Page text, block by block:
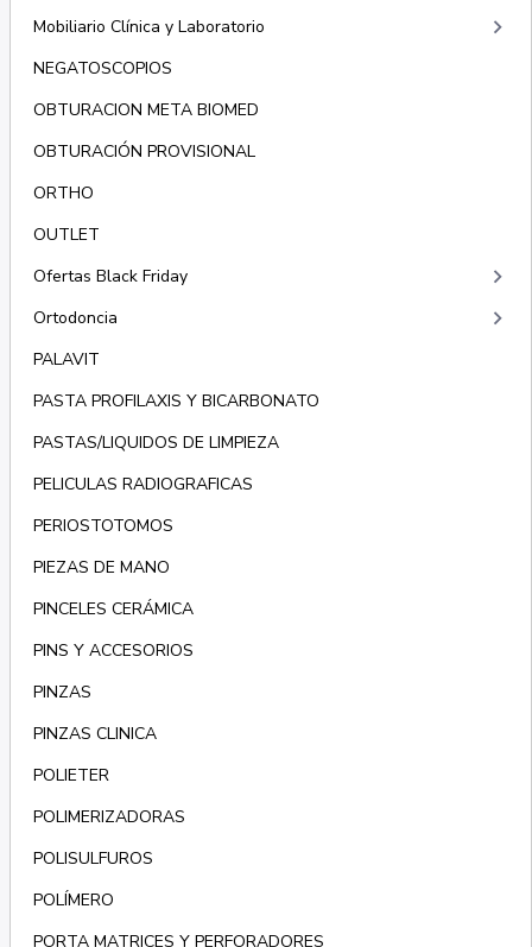
Mobiliario Clínica y Laboratorio keyboard_arrow_right
NEGATOSCOPIOS
OBTURACION META BIOMED
OBTURACIÓN PROVISIONAL
ORTHO
OUTLET
Ofertas Black Friday
keyboard_arrow_right
Ortodoncia keyboard_arrow_right
PALAVIT
PASTA PROFILAXIS Y BICARBONATO
PASTAS/LIQUIDOS DE LIMPIEZA
PELICULAS RADIOGRAFICAS
PERIOSTOTOMOS
PIEZAS DE MANO
PINCELES CERÁMICA
PINS Y ACCESORIOS
PINZAS
PINZAS CLINICA
POLIETER
POLIMERIZADORAS
POLISULFUROS
POLÍMERO
PORTA MATRICES Y PERFORADORES